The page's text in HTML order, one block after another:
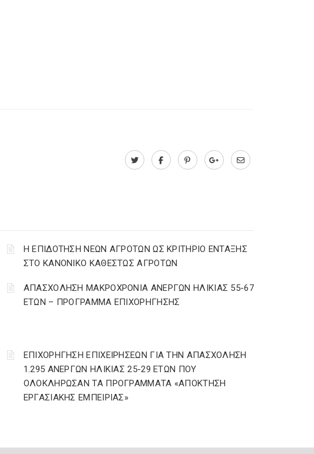
Η ΕΠΙΔΟΤΗΣΗ ΝΕΩΝ ΑΓΡΟΤΩΝ ΩΣ ΚΡΙΤΗΡΙΟ ΕΝΤΑΞΗΣ
ΣΤΟ ΚΑΝΟΝΙΚΟ ΚΑΘΕΣΤΩΣ ΑΓΡΟΤΩΝ
ΑΠΑΣΧΟΛΗΣΗ ΜΑΚΡΟΧΡΟΝΙΑ ΑΝΕΡΓΩΝ ΗΛΙΚΙΑΣ 55-67
ΕΤΩΝ – ΠΡΟΓΡΑΜΜΑ ΕΠΙΧΟΡΗΓΗΣΗΣ
ΕΠΙΧΟΡΗΓΗΣΗ ΕΠΙΧΕΙΡΗΣΕΩΝ ΓΙΑ ΤΗΝ ΑΠΑΣΧΟΛΗΣΗ
1.295 ΑΝΕΡΓΩΝ ΗΛΙΚΙΑΣ 25-29 ΕΤΩΝ ΠΟΥ
ΟΛΟΚΛΗΡΩΣΑΝ ΤΑ ΠΡΟΓΡΑΜΜΑΤΑ «ΑΠΟΚΤΗΣΗ
ΕΡΓΑΣΙΑΚΗΣ ΕΜΠΕΙΡΙΑΣ»